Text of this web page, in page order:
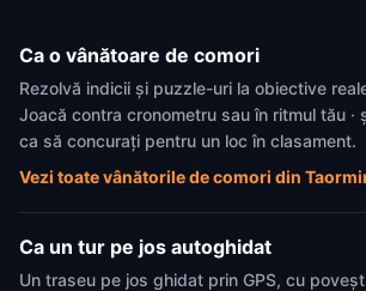
Ca o vânătoare de comori
Rezolvă indicii și puzzle-uri la obiective
Joacă contra cronometru sau în ritmul tău ·
ca să concurați pentru un loc în clasament.
Vezi toate vânătorile de comori din
Ca un tur pe jos autoghidat
Un traseu pe jos ghidat prin GPS, cu